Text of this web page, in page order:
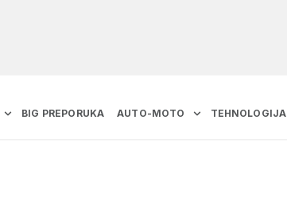
BIG PREPORUKA AUTO-MOTO TEHNOLOGIJA